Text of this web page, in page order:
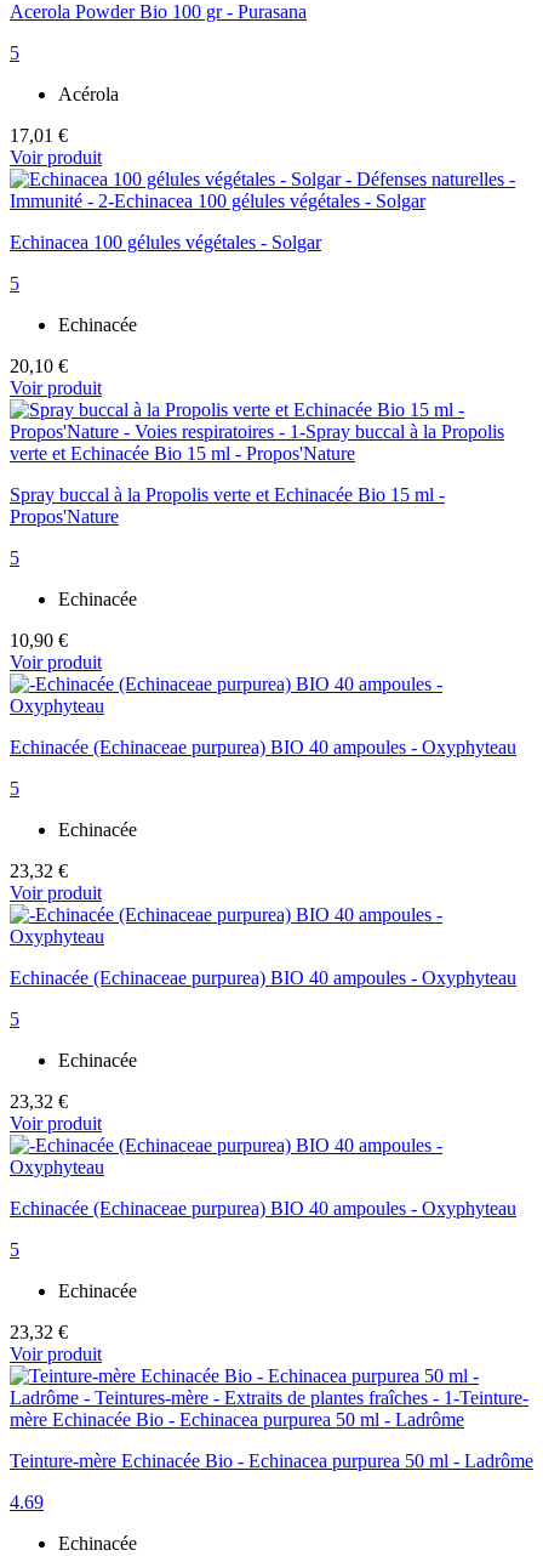
Acerola Powder Bio 100 gr - Purasana
5
Acérola
17,01 €
Voir produit
Echinacea 100 gélules végétales - Solgar
5
Echinacée
20,10 €
Voir produit
Spray buccal à la Propolis verte et Echinacée Bio 15 ml -
Propos'Nature
5
Echinacée
10,90 €
Voir produit
Echinacée (Echinaceae purpurea) BIO 40 ampoules - Oxyphyteau
5
Echinacée
23,32 €
Voir produit
Echinacée (Echinaceae purpurea) BIO 40 ampoules - Oxyphyteau
5
Echinacée
23,32 €
Voir produit
Echinacée (Echinaceae purpurea) BIO 40 ampoules - Oxyphyteau
5
Echinacée
23,32 €
Voir produit
Teinture-mère Echinacée Bio - Echinacea purpurea 50 ml - Ladrôme
4.69
Echinacée